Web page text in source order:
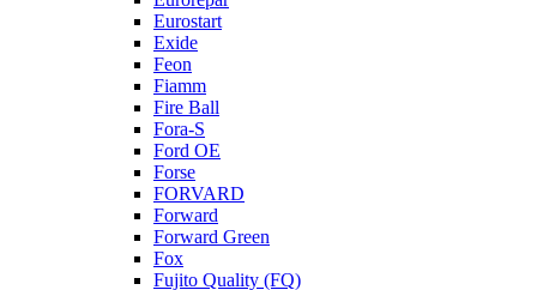
Eurostart
Exide
Feon
Fiamm
Fire Ball
Fora-S
Ford OE
Forse
FORVARD
Forward
Forward Green
Fox
Fujito Quality (FQ)